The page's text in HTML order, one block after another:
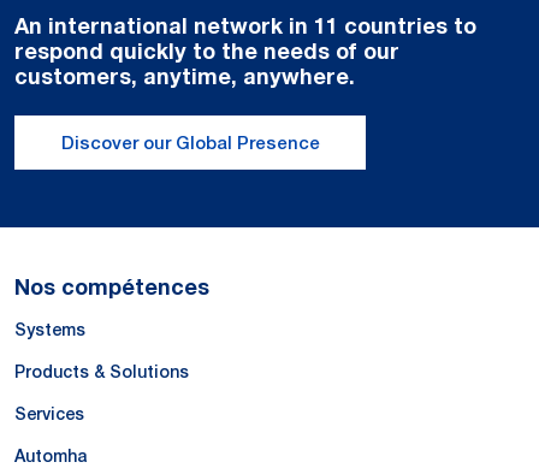
An international network in 11 countries to
respond quickly to the needs of our
customers, anytime, anywhere.
Discover our Global Presence
Nos compétences
Systems
Products & Solutions
Services
Automha